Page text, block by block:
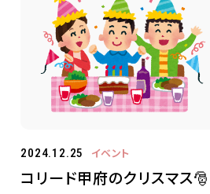
2024.12.25 イベント
コリード甲府のクリスマス🎅